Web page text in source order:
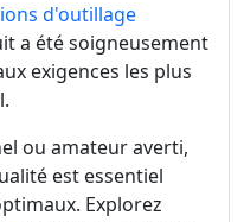
d'outillage
a été soigneusement
exigences les plus
ou amateur averti,
est essentiel
Explorez